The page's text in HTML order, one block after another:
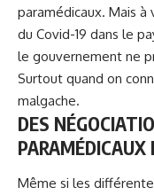
paramédicaux. Mais
du Covid-19 dans le
le gouvernement ne
Surtout quand on
malgache.
DES
Même si les